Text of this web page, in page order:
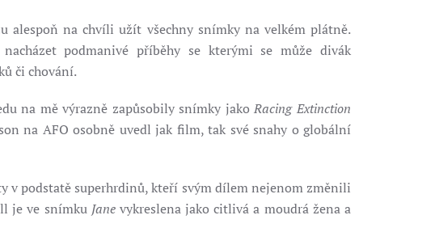
na chvíli užít všechny snímky na velkém plátně.
podmanivé příběhy se kterými se může divák
či chování.
na mě výrazně zapůsobily snímky jakoRacing Extinction
na AFO osobně uvedl jak film, tak své snahy o globální
v podstatě superhrdinů, kteří svým dílem nejenom změnili
je ve snímku Janevykreslena jako citlivá a moudrá žena a